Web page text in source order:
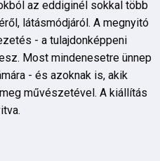
az eddiginél sokkal több
látásmódjáról. A megnyitó
- a tulajdonképpeni
Most mindenesetre ünnep
- és azoknak is, akik
művészetével. A kiállítás